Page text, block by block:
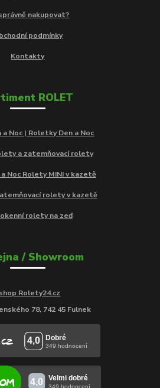
nakupovat?
podmínky
Kontakty
ROLET
Noc | Roletky Den a Noc
a zatemňovací rolety
Noc Rolety MINI v kazetě
rolety v kazetě
rolety na zeď
/ Showroom
Rolety24.cz
78, 742 45 Fulnek